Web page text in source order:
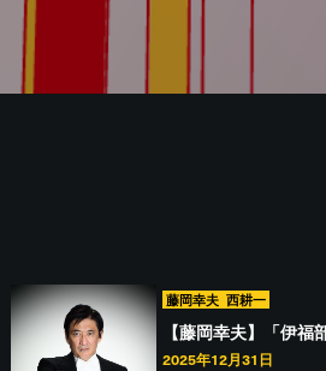
藤岡幸夫 西耕一
【藤岡幸夫】「伊
2025年12月31日